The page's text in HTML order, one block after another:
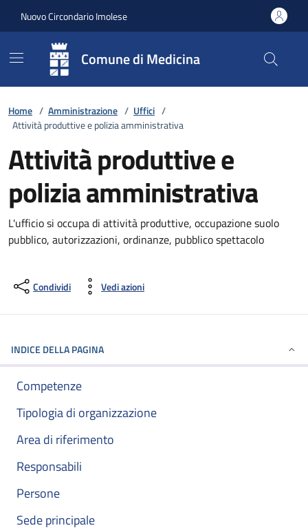
Nuovo Circondario Imolese
Comune di Medicina
Home / Amministrazione / Uffici /
Attività produttive e polizia amministrativa
Attività produttive e
polizia amministrativa
L'ufficio si occupa di attività produttive, occupazione suolo
pubblico, autorizzazioni, ordinanze, pubblico spettacolo
Condividi Vedi azioni
INDICE DELLA PAGINA
Competenze
Tipologia di organizzazione
Area di riferimento
Responsabili
Persone
Sede principale